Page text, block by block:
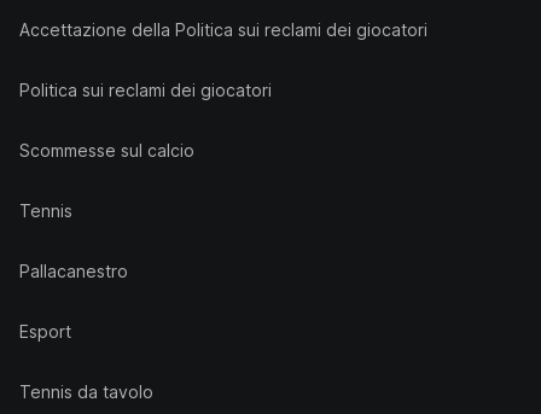
Accettazione della Politica sui reclami dei giocatori
Politica sui reclami dei giocatori
Scommesse sul calcio
Tennis
Pallacanestro
Esport
Tennis da tavolo